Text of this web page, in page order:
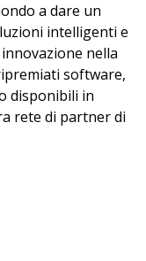
a dare un
intelligenti e
nella
software,
disponibili in
rete di partner di